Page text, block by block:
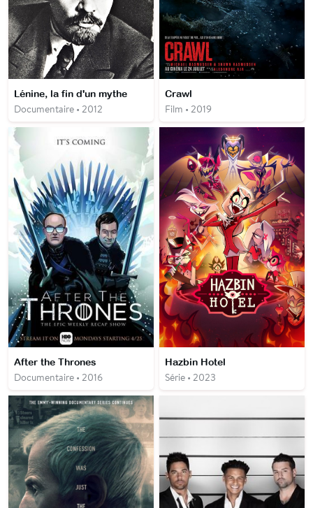
Lénine, la fin d'un mythe
Documentaire • 2012
Crawl
Film • 2019
After the Thrones
Documentaire • 2016
Hazbin Hotel
Série • 2023